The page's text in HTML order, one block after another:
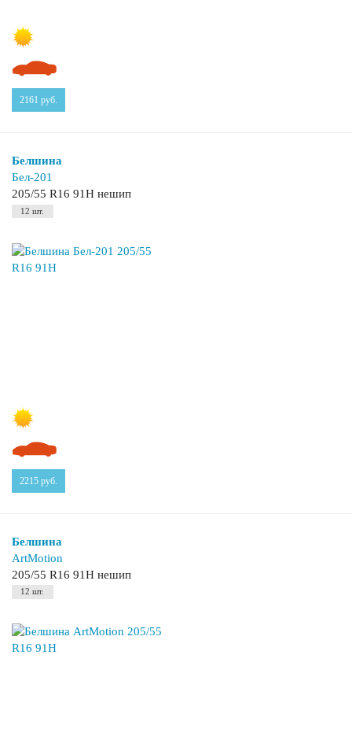
2161 руб.
Белшина
Бел-201
205/55 R16 91H нешип
12 шт.
2215 руб.
Белшина
ArtMotion
205/55 R16 91H нешип
12 шт.